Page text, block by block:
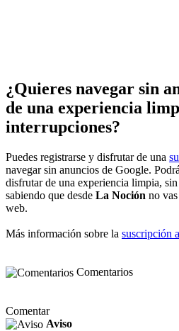
¿Quieres navegar sin
de una experiencia
interrupciones?
Puedes registrarse y disfrutar de una
navegar sin anuncios de Google.
disfrutar de una experiencia limpia,
sabiendo que desde La Noción no
web.
Más información sobre la suscripción
Comentarios
Comentar
Aviso